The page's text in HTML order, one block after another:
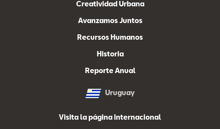
Creatividad Urbana
Avanzamos Juntos
Recursos Humanos
Historia
Reporte Anual
Uruguay
Visita la página internacional